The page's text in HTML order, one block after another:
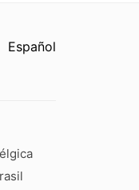
Español